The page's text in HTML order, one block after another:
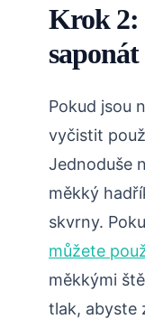
Krok 2:
saponát
Pokud jsou
vyčistit
Jednoduše
měkký
skvrny.
můžete
měkkými
tlak, abyste